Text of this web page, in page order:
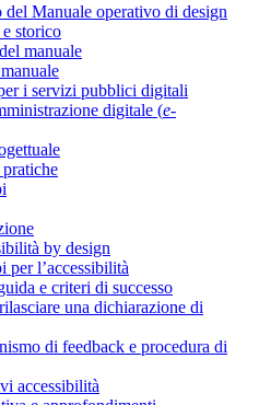
del Manuale operativo di design
storico
manuale
i servizi pubblici digitali
digitale (e-
by design
per l’accessibilità
e criteri di successo
una dichiarazione di
di feedback e procedura di
accessibilità